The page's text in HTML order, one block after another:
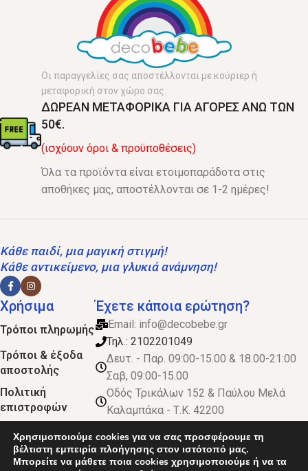
Οι παραγγελίες σας αποστέλλονται με κούριερ ή
μεταφορική στον χώρο σας.
ΔΩΡΕΑΝ ΜΕΤΑΦΟΡΙΚΑ ΓΙΑ ΑΓΟΡΕΣ ΑΝΩ ΤΩΝ
50€.
(ισχύουν όροι & προϋποθέσεις)
Όλα τα προϊόντα είναι ετοιμοπαράδοτα στις
αποθήκες μας, αποστέλλονται σε 1-2 ημέρες!
Κάθε παιδί, μια μαγική στιγμή!
Κάθε αντικείμενο, μια γλυκιά ανάμνηση!
Χρήσιμα
Τρόποι πληρωμής
Τρόποι & έξοδα
αποστολής
Πολιτική
επιστροφών
προϋποθέσεις
Έχετε κάποια ερώτηση?
Email: info@decobebe.gr
Τηλ.: 2102201049
Δευτ. - Παρ. 09:00-15.00 & 18.00-21:00
Σαβ, 09:00-15.00
Οδός Τρικάλων 152 & Παύλου Μελά
Καλαμπάκα - Τ.Κ. 42200
Χρησιμοποιούμε cookies για να σας προσφέρουμε τη
βέλτιστη εμπειρία πλοήγησης στον ιστότοπό μας.
Μπορείτε να μάθετε ποια cookies χρησιμοποιούμε ή να τα